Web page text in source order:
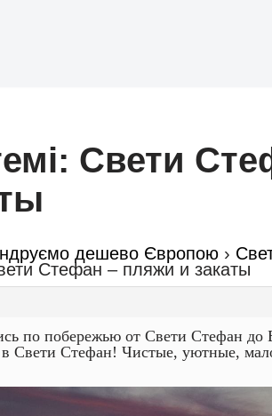
Свети
дешево Європою ›
Стефан – пляжи и закаты
по побережью от Свети Стефан до
Свети Стефан! Чистые, уютные,